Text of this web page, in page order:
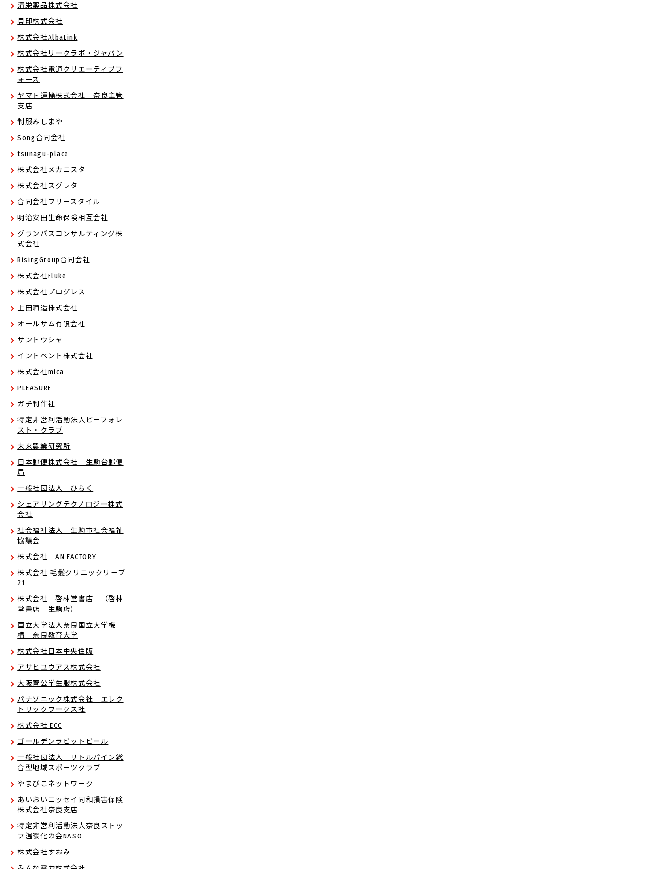
清栄薬品株式会社
貝印株式会社
株式会社AlbaLink
株式会社リークラボ・ジャパン
株式会社電通クリエーティブフ
ォース
ヤマト運輸株式会社 奈良主管
支店
制服みしまや
Song合同会社
tsunagu-place
株式会社メカニスタ
株式会社スグレタ
合同会社フリースタイル
明治安田生命保険相互会社
グランパスコンサルティング株
式会社
RisingGroup合同会社
株式会社Fluke
株式会社プログレス
上田酒造株式会社
オールサム有限会社
サントウシャ
イントベント株式会社
株式会社mica
PLEASURE
ガチ制作社
特定非営利活動法人ビーフォレ
スト・クラブ
未来農業研究所
日本郵便株式会社 生駒台郵便
局
一般社団法人 ひらく
シェアリングテクノロジー株式
会社
社会福祉法人 生駒市社会福祉
協議会
株式会社 AN FACTORY
株式会社 毛髪クリニックリーブ
21
株式会社 啓林堂書店 （啓林
堂書店 生駒店）
国立大学法人奈良国立大学機
構 奈良教育大学
株式会社日本中央住販
アサヒユウアス株式会社
大阪菅公学生服株式会社
パナソニック株式会社 エレク
トリックワークス社
株式会社 ECC
ゴールデンラビットビール
一般社団法人 リトルパイン総
合型地域スポーツクラブ
やまびこネットワーク
あいおいニッセイ同和損害保険
株式会社奈良支店
特定非営利活動法人奈良ストッ
プ温暖化の会NASO
株式会社すおみ